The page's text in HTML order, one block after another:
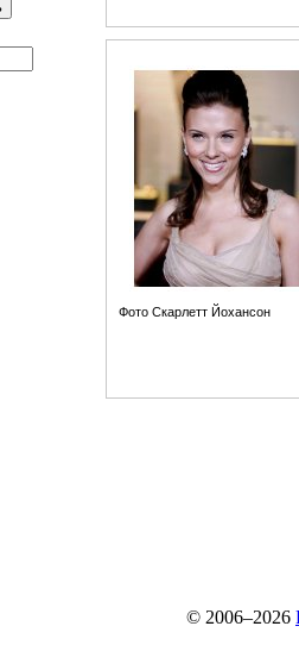
Фото Скарлетт Йохансон
© 2006–2026